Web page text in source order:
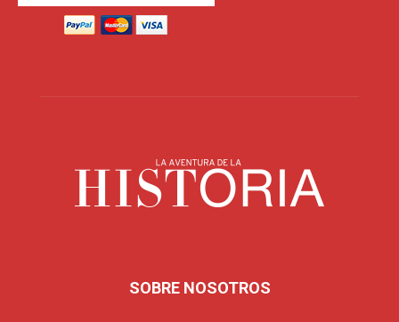
SOBRE NOSOTROS